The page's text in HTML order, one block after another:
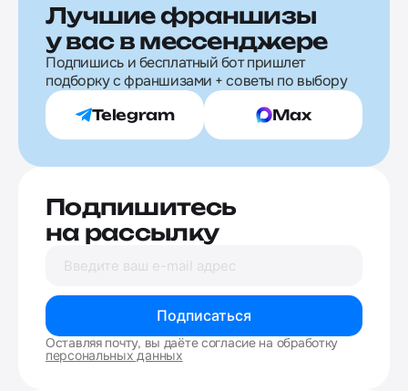
Лучшие франшизы
у вас в мессенджере
Подпишись и бесплатный бот пришлет
подборку с франшизами + советы по выбору
Telegram Max
Подпишитесь
на рассылку
Подписаться
Оставляя почту, вы даёте согласие на обработку
персональных данных